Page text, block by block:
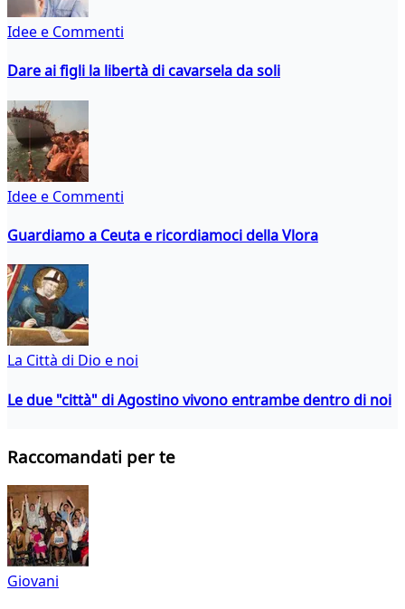
Idee e Commenti
Dare ai figli la libertà di cavarsela da soli
Idee e Commenti
Guardiamo a Ceuta e ricordiamoci della Vlora
La Città di Dio e noi
Le due "città" di Agostino vivono entrambe dentro di noi
Raccomandati per te
Giovani